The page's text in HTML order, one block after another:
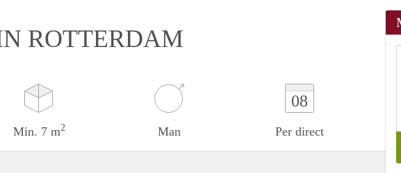
ROTTERDAM
Min. 7 m2 Man
08
Per direct